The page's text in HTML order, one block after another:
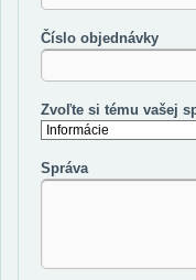
Číslo objednávky
Zvoľte si tému vašej
Správa